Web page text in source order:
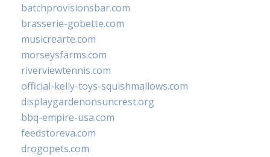
batchprovisionsbar.com
brasserie-gobette.com
musicrearte.com
morseysfarms.com
riverviewtennis.com
official-kelly-toys-squishmallows.com
displaygardenonsuncrest.org
bbq-empire-usa.com
feedstoreva.com
drogopets.com